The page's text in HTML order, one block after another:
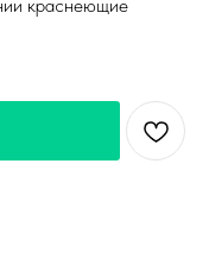
краснеющие